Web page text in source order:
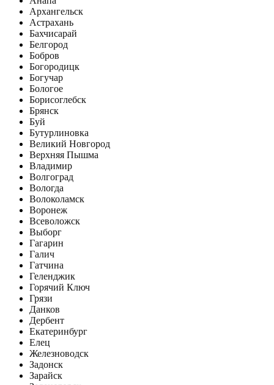
Архангельск
Астрахань
Бахчисарай
Белгород
Бобров
Богородицк
Богучар
Бологое
Борисоглебск
Брянск
Буй
Бутурлиновка
Великий Новгород
Верхняя Пышма
Владимир
Волгоград
Вологда
Волоколамск
Воронеж
Всеволожск
Выборг
Гагарин
Галич
Гатчина
Геленджик
Горячий Ключ
Грязи
Данков
Дербент
Екатеринбург
Елец
Железноводск
Задонск
Зарайск